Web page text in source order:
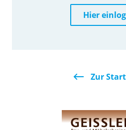
Hier
Zur